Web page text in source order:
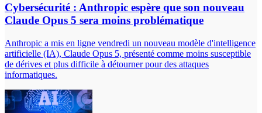
Cybersécurité : Anthropic espère que son nouveau
Claude Opus 5 sera moins problématique
Anthropic a mis en ligne vendredi un nouveau modèle d'intelligence
artificielle (IA), Claude Opus 5, présenté comme moins susceptible
de dérives et plus difficile à détourner pour des attaques
informatiques.